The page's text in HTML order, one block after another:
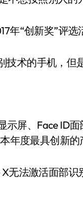
年“创新奖”评选
技术的手机，
屏、Face ID面
年度最具创新的
无法激活面部